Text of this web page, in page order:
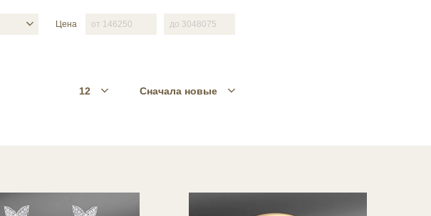
Цена
Сначала новые
12